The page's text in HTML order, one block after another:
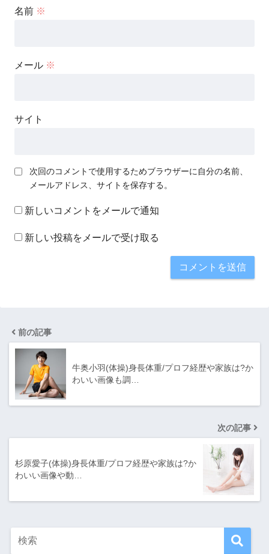
名前 ※
メール ※
サイト
次回のコメントで使用するためブラウザーに自分の名前、
メールアドレス、サイトを保存する。
新しいコメントをメールで通知
新しい投稿をメールで受け取る
前の記事
牛奥小羽(体操)身長体重/プロフ経歴や家族は?か
わいい画像も調…
次の記事
杉原愛子(体操)身長体重/プロフ経歴や家族は?か
わいい画像や動…